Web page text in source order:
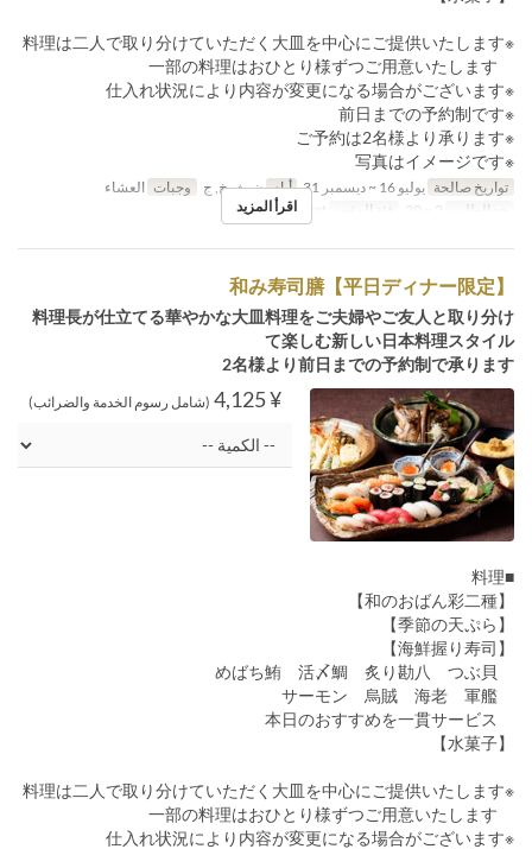
※料理は二人で取り分けていただく大皿を中心にご提供いたします
※仕入れ状況により内容が変更になる場合がございます
※前日までの予約制です
※ご予約は2名様より承ります
※写真はイメージです
تواريخ صالحة يوليو 16 ~ ديسمبر 31 أيام ن, ث, خ, ج وجبات العشاء
حد الطلب
فئة المقعد اقرأ المزيد
和み寿司膳【平日ディナー限定】
料理長が仕立てる華やかな大皿料理をご夫婦やご友人と取り分け
て楽しむ新しい日本料理スタイル
2名様より前日までの予約制で承ります
¥ 4,125 (شامل رسوم الخدمة والضرائب)
■料理
【和のおばん彩二種】
【季節の天ぷら】
【海鮮握り寿司】
【水菓子】
※料理は二人で取り分けていただく大皿を中心にご提供いたします
※仕入れ状況により内容が変更になる場合がございます